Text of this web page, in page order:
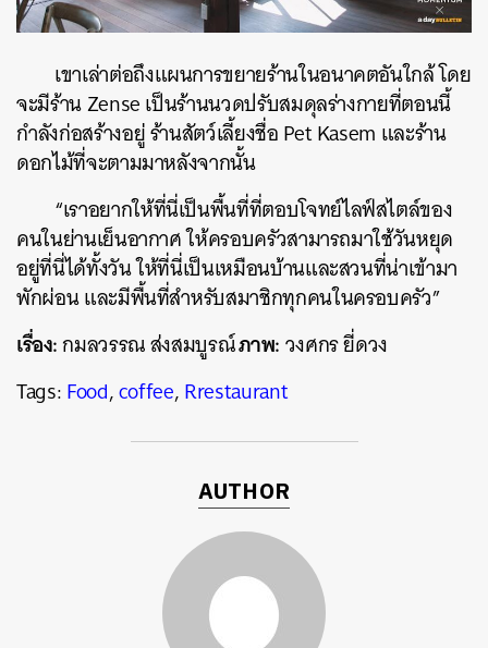
เขาเล่าต่อถึงแผนการขยายร้านในอนาคตอันใกล้ โดย
จะมีร้าน Zense เป็นร้านนวดปรับสมดุลร่างกายที่ตอนนี้
กำลังก่อสร้างอยู่ ร้านสัตว์เลี้ยงชื่อ Pet Kasem และร้าน
ดอกไม้ที่จะตามมาหลังจากนั้น
“เราอยากให้ที่นี่เป็นพื้นที่ที่ตอบโจทย์ไลฟ์สไตล์ของ
คนในย่านเย็นอากาศ ให้ครอบครัวสามารถมาใช้วันหยุด
อยู่ที่นี่ได้ทั้งวัน ให้ที่นี่เป็นเหมือนบ้านและสวนที่น่าเข้ามา
พักผ่อน และมีพื้นที่สำหรับสมาชิกทุกคนในครอบครัว”
เรื่อง:กมลวรรณ ส่งสมบูรณ์ภาพ:วงศกร ยี่ดวง
Tags:Food,coffee,Rrestaurant
AUTHOR